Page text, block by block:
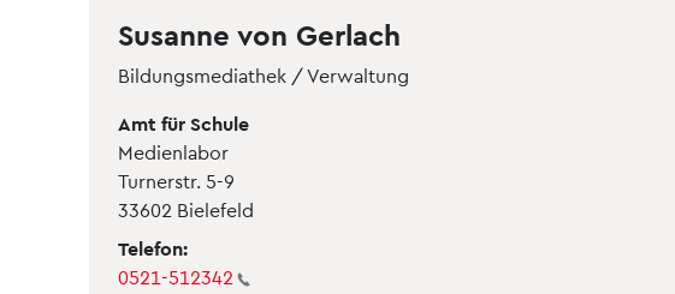
Susanne von Gerlach
Bildungsmediathek / Verwaltung
Amt für Schule
Medienlabor
Turnerstr. 5-9
33602 Bielefeld
Telefon:
0521-512342